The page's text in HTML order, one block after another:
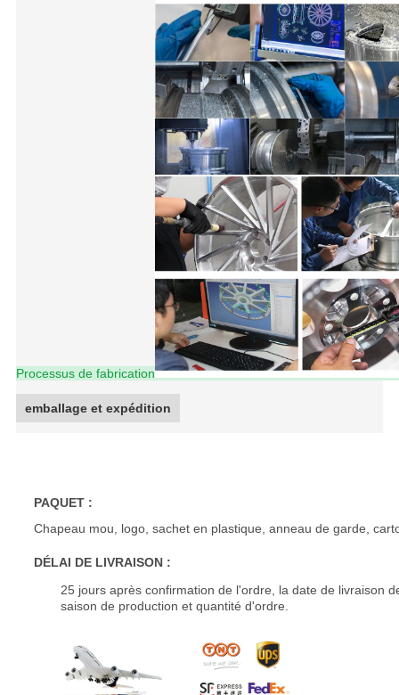
Processus de fabrication
emballage et expédition
PAQUET :
Chapeau mou, logo, sachet en plastique, anneau de garde,
DÉLAI DE LIVRAISON :
25 jours après confirmation de l'ordre, la date de livraison
saison de production et quantité d'ordre.